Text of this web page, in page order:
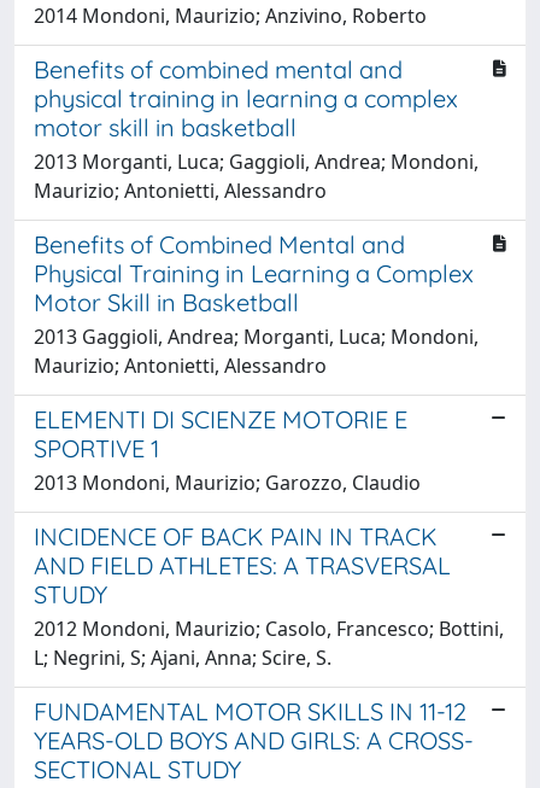
2014 Mondoni, Maurizio; Anzivino, Roberto
Benefits of combined mental and
physical training in learning a complex
motor skill in basketball
2013 Morganti, Luca; Gaggioli, Andrea; Mondoni,
Maurizio; Antonietti, Alessandro
Benefits of Combined Mental and
Physical Training in Learning a Complex
Motor Skill in Basketball
2013 Gaggioli, Andrea; Morganti, Luca; Mondoni,
Maurizio; Antonietti, Alessandro
ELEMENTI DI SCIENZE MOTORIE E
SPORTIVE 1
2013 Mondoni, Maurizio; Garozzo, Claudio
INCIDENCE OF BACK PAIN IN TRACK
AND FIELD ATHLETES: A TRASVERSAL
STUDY
2012 Mondoni, Maurizio; Casolo, Francesco; Bottini,
L; Negrini, S; Ajani, Anna; Scire, S.
FUNDAMENTAL MOTOR SKILLS IN 11-12
YEARS-OLD BOYS AND GIRLS: A CROSS-
SECTIONAL STUDY